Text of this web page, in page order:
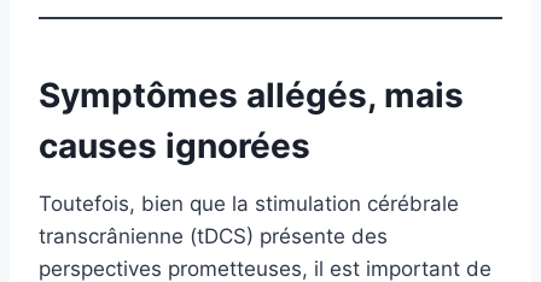
Symptômes allégés, mais
causes ignorées
Toutefois, bien que la stimulation cérébrale
transcrânienne (tDCS) présente des
perspectives prometteuses, il est important de